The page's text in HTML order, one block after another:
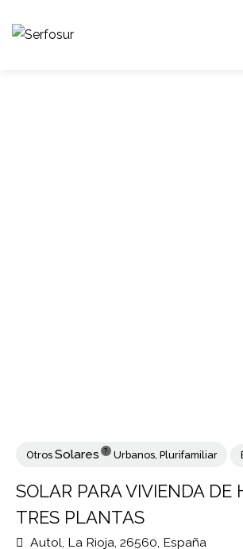
OtrosSolares ? Urbanos,Plurifamiliar
SOLAR PARA VIVIENDA